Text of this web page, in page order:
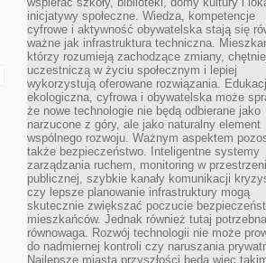
inicjatywy społeczne. Wiedza, kompetencje
cyfrowe i aktywność obywatelska stają się
ważne jak infrastruktura techniczna.
którzy rozumieją zachodzące zmiany,
uczestniczą w życiu społecznym i lepiej
wykorzystują oferowane rozwiązania.
ekologiczna, cyfrowa i obywatelska może
że nowe technologie nie będą odbierane jako
narzucone z góry, ale jako naturalny element
wspólnego rozwoju. Ważnym aspektem
także bezpieczeństwo. Inteligentne systemy
zarządzania ruchem, monitoring w przestrzeni
publicznej, szybkie kanały komunikacji
czy lepsze planowanie infrastruktury mogą
skutecznie zwiększać poczucie
mieszkańców. Jednak również tutaj
równowaga. Rozwój technologii nie może
do nadmiernej kontroli czy naruszania
Najlepsze miasta przyszłości będą więc